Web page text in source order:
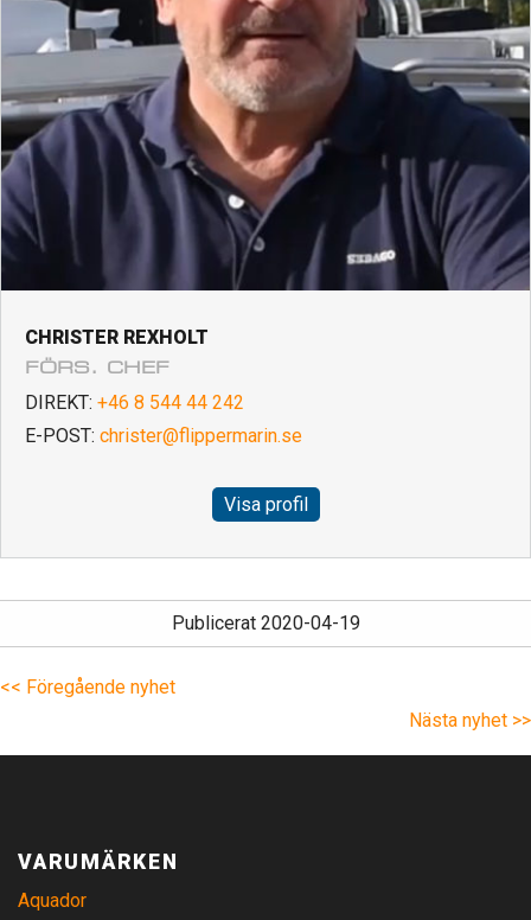
CHRISTER REXHOLT
FÖRS. CHEF
DIREKT: +46 8 544 44 242
E-POST: christer@flippermarin.se
Visa profil
Publicerat 2020-04-19
<< Föregående nyhet
Nästa nyhet >>
VARUMÄRKEN
Aquador